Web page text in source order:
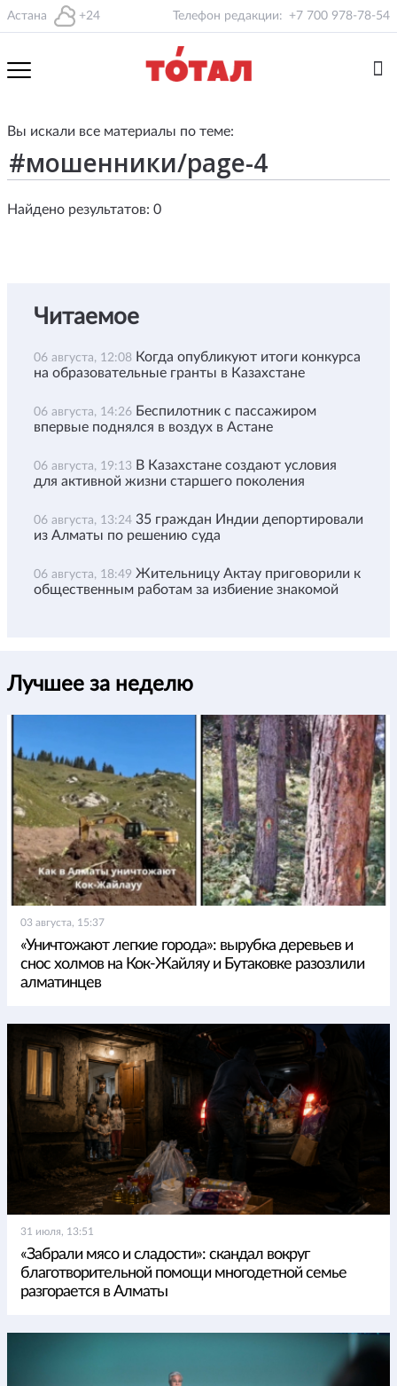
Астана +24 Телефон редакции: +7 700 978-78-54
Вы искали все материалы по теме:
Найдено результатов: 0
Читаемое
06 августа, 12:08 Когда опубликуют итоги конкурса
на образовательные гранты в Казахстане
06 августа, 14:26 Беспилотник с пассажиром
впервые поднялся в воздух в Астане
06 августа, 19:13 В Казахстане создают условия
для активной жизни старшего поколения
06 августа, 13:24 35 граждан Индии депортировали
из Алматы по решению суда
06 августа, 18:49 Жительницу Актау приговорили к
общественным работам за избиение знакомой
Лучшее за неделю
03 августа, 15:37
«Уничтожают легкие города»: вырубка деревьев и
снос холмов на Кок-Жайляу и Бутаковке разозлили
алматинцев
31 июля, 13:51
«Забрали мясо и сладости»: скандал вокруг
благотворительной помощи многодетной семье
разгорается в Алматы